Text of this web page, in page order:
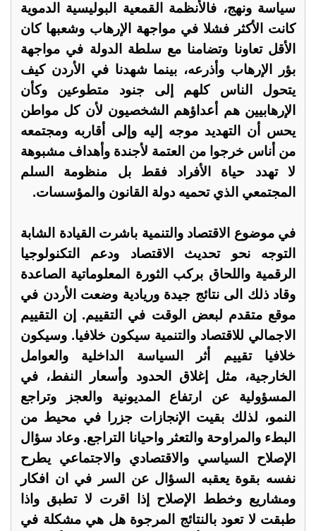
سياسة ونهج، فالأنظمة القمعية البوليسية الدموية
كانت الأكثر فشلا في مواجهة الإرهاب وشعبها كان
الأقل تعاونا وتضامنا مع سلطة الدولة في مواجهة
بؤر الإرهاب وأذرعه، بينما شهدنا في الأردن كيف
يتحول الناس كلهم إلى جنود متطوعين وكأن
الإرهابيين هم أعداؤهم الشخصيون لأن كل مواطن
يحس أن التهديد موجه إليه وإلى أقاربه ومجتمعه
من أناس خرجوا من العتمة لأجندة وأهداف مشبوهة
لا تهدد حياة الأفراد فقط بل منظومة السلم
المجتمعي الذي تحميه دولة القانون والمؤسسات.
في موضوع الاقتصاد والتنمية باشرت القيادة الشابة
التوجه نحو تحديث الاقتصاد ودعم التكنولوجيا
الرقمية واللحاق بركب الثورة المعلوماتية الصاعدة
وقاد ذلك الى نتائج جيدة وريادية وضعت الأردن في
موقع متقدم لبعض الوقت في التقييم. إن التقييم
الاجمالي للاقتصاد والتنمية سيكون خلافيا. وسيكون
خلافيا تقييم أثر السياسة الداخلية والعوامل
الخارجية، مثل إغلاق الحدود وأسعار النفط، في
المسؤولية عن ارتفاع المديونية والعجز وتراجع
النمو، لذلك بقيت الإنجازات جزرا في محيط من
البطء والمراوحة والتعثر واحيانا التراجع. وعاد سؤال
الإصلاح السياسي والاقتصادي والاجتماعي يطرح
نفسه بقوة يعقبه السؤال عن السر في ان افكار
ومشاريع وخطط الإصلاح إذا اقرت لا تطبق واذا
طبقت لا تعود بالنتائج المرجوة هل هي مشكلة في